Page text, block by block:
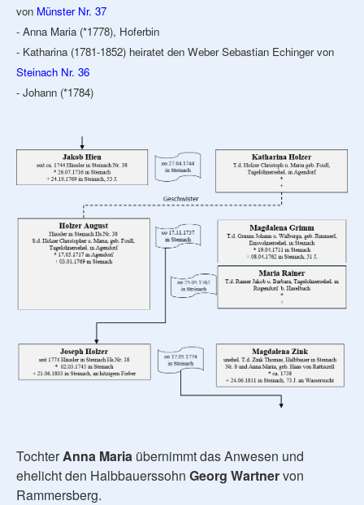
von Münster Nr. 37
- Anna Maria (*1778), Hoferbin
- Katharina (1781-1852) heiratet den Weber Sebastian Echinger von
Steinach Nr. 36
- Johann (*1784)
TochterAnna Maria übernimmt das Anwesen und
ehelicht den Halbbauerssohn Georg Wartnervon
Rammersberg.